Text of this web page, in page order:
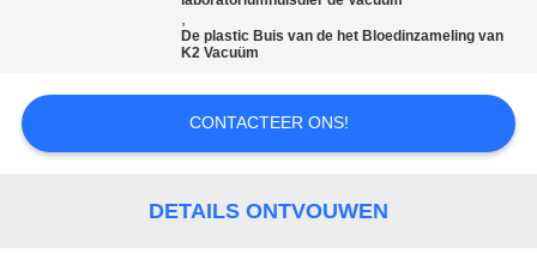
,
De plastic Buis van de het Bloedinzameling van
K2 Vacuüm
CONTACTEER ONS!
DETAILS ONTVOUWEN